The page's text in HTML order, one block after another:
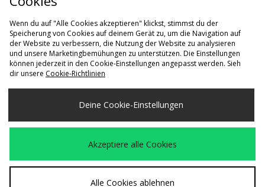
SCHNELLKAUF
adidas Originals
SCHNELLKAUF
Wenn du auf "Alle Cookies akzeptieren" klickst, stimmst du der
Speicherung von Cookies auf deinem Gerät zu, um die Navigation auf
der Website zu verbessern, die Nutzung der Website zu analysieren
und unsere Marketingbemühungen zu unterstützen. Die Einstellungen
können jederzeit in den Cookie-Einstellungen angepasst werden. Sieh
dir unsere Cookie-Richtlinien
Deine Cookie-Einstellungen
Akzeptiere alle Cookies
Alle Cookies ablehnen